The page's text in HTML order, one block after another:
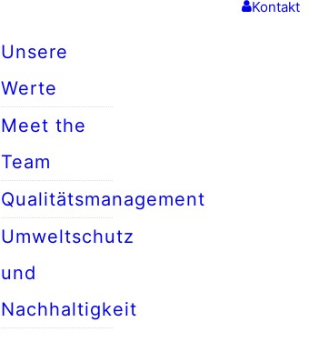
Unsere
Werte
Meet the
Team
Qualitätsmanagement
Umweltschutz
und
Nachhaltigkeit
Kontakt